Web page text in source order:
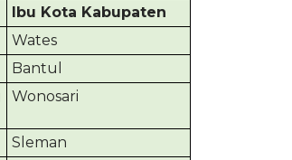
Ibu Kota Kabupaten
Wates
Bantul
Wonosari
Sleman